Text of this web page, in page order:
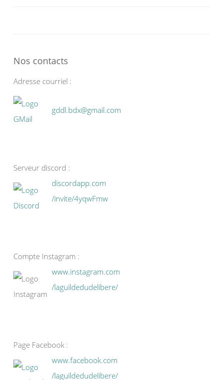
Nos contacts
Adresse courriel :
gddl.bdx@gmail.com
Serveur discord :
discordapp.com
/invite/4yqwFmw
Compte Instagram :
www.instagram.com
/laguildedudelibere/
Page Facebook :
www.facebook.com
/laguildedudelibere/